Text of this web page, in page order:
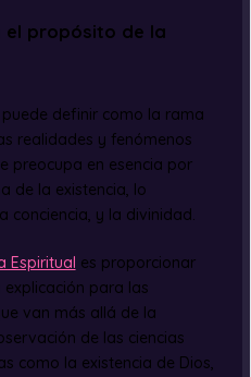
el propósito de la
puede definir como la rama
realidades y fenómenos
preocupa en esencia por
de la existencia, lo
conciencia, y la divinidad.
Espiritual es proporcionar
para las
van más allá de la
de las ciencias
como la existencia de Dios,